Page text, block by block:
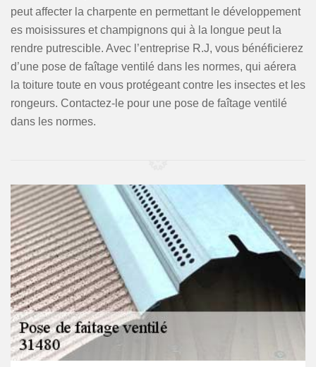
peut affecter la charpente en permettant le développement
es moisissures et champignons qui à la longue peut la
rendre putrescible. Avec l’entreprise R.J, vous bénéficierez
d’une pose de faîtage ventilé dans les normes, qui aérera
la toiture toute en vous protégeant contre les insectes et les
rongeurs. Contactez-le pour une pose de faîtage ventilé
dans les normes.